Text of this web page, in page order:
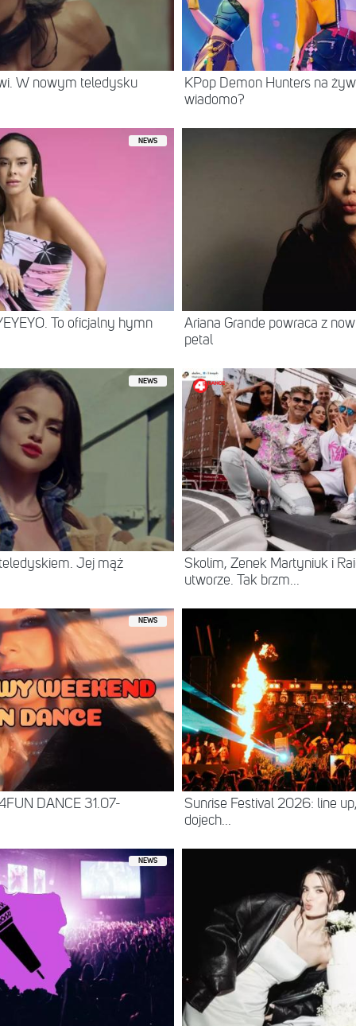
W nowym teledysku
KPop Demon Hunters na
wiadomo?
NEWS
To oficjalny hymn
Ariana Grande powraca z
petal
NEWS
Jej mąż
Skolim, Zenek Martyniuk i
utworze. Tak brzm...
NEWS
DANCE 31.07-
Sunrise Festival 2026: line
dojech...
NEWS